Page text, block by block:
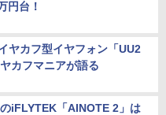
円台！
ヤカフ型イヤフォン「UU2
カフマニアが語る
iFLYTEK「AINOTE 2」は